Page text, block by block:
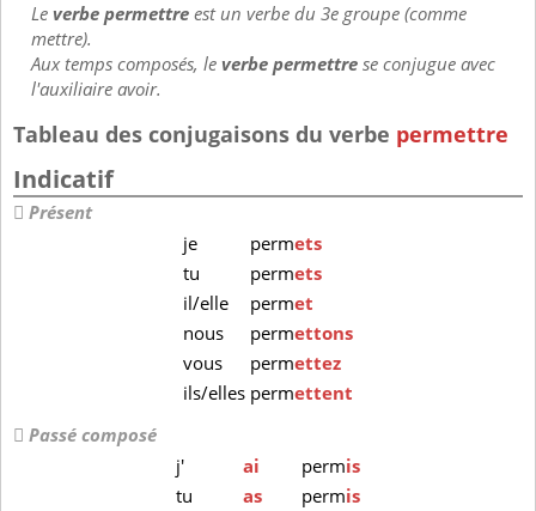
Leverbe permettreest un verbe du 3e groupe (comme
mettre).
Aux temps composés, leverbe permettrese conjugue avec
l'auxiliaire avoir.
Tableau des conjugaisons du verbe permettre
Indicatif
Présent
je
permets
tu
permets
il/elle
permet
nous
permettons
vous
permettez
ils/elles permettent
Passé composé
j'
ai permis
tu
as permis